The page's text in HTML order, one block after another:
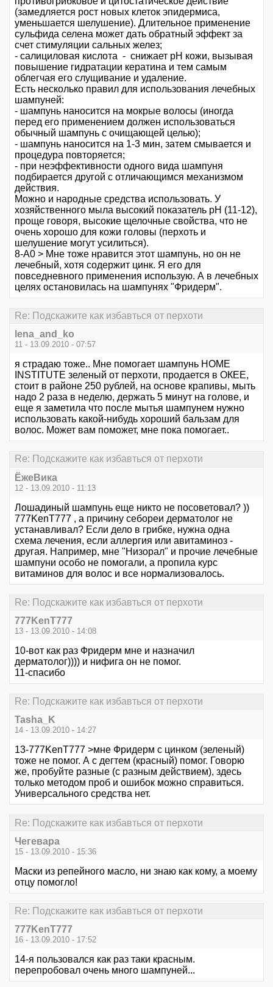
(замедляется рост новых клеток эпидермиса,
уменьшается шелушение). Длительное применение
сульфида селена может дать обратный эффект за
счет стимуляции сальных желез;
- салициловая кислота - снижает рН кожи, вызывая
повышение гидратации кератина и тем самым
облегчая его слущивание и удаление.
Есть несколько правил для использования лечебных
шампуней:
- шампунь наносится на мокрые волосы (иногда
перед его применением должен использоваться
обычный шампунь с очищающей целью);
- шампунь наносится на 1-3 мин, затем смывается и
процедура повторяется;
- при неэффективности одного вида шампуня
подбирается другой с отличающимся механизмом
действия.
Можно и народные средства использовать. У
хозяйственного мыла высокий показатель рН (11-12),
проще говоря, высокие щелочные свойства, что не
очень хорошо для кожи головы (перхоть и
шелушение могут усилиться).
8-А0 > Мне тоже нравится этот шампунь, но он не
лечебный, хотя содержит цинк. Я его для
повседневного применения использую. А в лечебных
целях остановилась на шампунях "Фридерм".
Re: Подскажите как избавться от перхоти
lena_and_ko
11 - 13.09.2010 - 07:57
я страдаю тоже.. Мне помогает шампунь HOME
INSTITUTE зеленый от перхоти, продается в ОКЕЕ,
стоит в районе 250 рублей, на основе крапивы, мыть
надо 2 раза в неделю, держать 5 минут на голове, и
еще я заметила что после мытья шампунем нужно
использовать какой-нибудь хороший бальзам для
волос. Может вам поможет, мне пока помогает..
Re: Подскажите как избавться от перхоти
ЁжеВика
12 - 13.09.2010 - 11:13
Лошадиный шампунь еще никто не посоветовал? ))
777KenT777 , а причину себореи дерматолог не
устанавливал? Если дело в грибке, нужна одна
схема лечения, если аллергия или авитаминоз -
другая. Например, мне "Низорал" и прочие лечебные
шампуни особо не помогали, а пропила курс
витаминов для волос и все нормализовалось.
Re: Подскажите как избавться от перхоти
777KenT777
13 - 13.09.2010 - 14:08
10-вот как раз Фридерм мне и назначил
дерматолог)))) и нифига он не помог.
11-спасибо
Re: Подскажите как избавться от перхоти
Tasha_K
14 - 13.09.2010 - 14:27
13-777KenT777 >мне Фридерм с цинком (зеленый)
тоже не помог. А с дегтем (красный) помог. Говорю
же, пробуйте разные (с разным действием), здесь
только методом проб и ошибок можно справиться.
Универсального средства нет.
Re: Подскажите как избавться от перхоти
Чегевара
15 - 13.09.2010 - 15:36
Маски из репейного масло, ни знаю как кому, а моему
отцу помогло!
Re: Подскажите как избавться от перхоти
777KenT777
16 - 13.09.2010 - 17:52
14-я пользовался как раз таки красным.
перепробовал очень много шампуней...